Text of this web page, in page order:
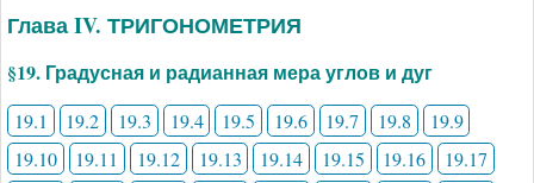
Глава IV. ТРИГОНОМЕТРИЯ
§19. Градусная и радианная мера углов и дуг
19.1 19.2 19.3 19.4 19.5 19.6 19.7 19.8
19.9
19.10
19.11 19.12 19.13 19.14 19.15 19.16
19.17